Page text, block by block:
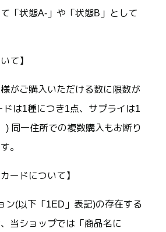
「状態A-」や「状態B」として
て】
がご購入いただける数に限数が
ドは1種につき1点、サプライは1
) 同一住所での複数購入もお断り
。
ードについて】
ン(以下「1ED」表記)の存在する
当ショップでは「商品名に